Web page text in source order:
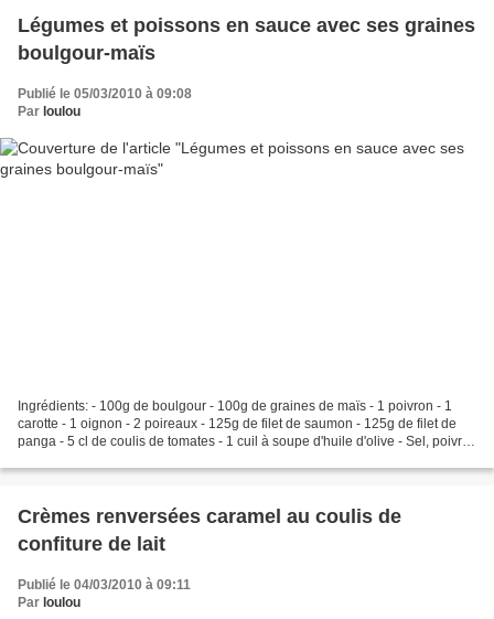
Légumes et poissons en sauce avec ses graines
boulgour-maïs
Publié le 05/03/2010 à 09:08
Par loulou
Ingrédients: - 100g de boulgour - 100g de graines de maïs - 1 poivron - 1
carotte - 1 oignon - 2 poireaux - 125g de filet de saumon - 125g de filet de
panga - 5 cl de coulis de tomates - 1 cuil à soupe d'huile d'olive - Sel, poivre,
Crèmes renversées caramel au coulis de
confiture de lait
Publié le 04/03/2010 à 09:11
Par loulou